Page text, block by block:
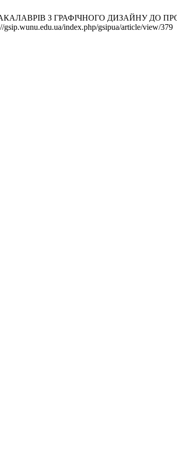
З ГРАФІЧНОГО ДИЗАЙНУ ДО
index.php/gsipua/article/view/379